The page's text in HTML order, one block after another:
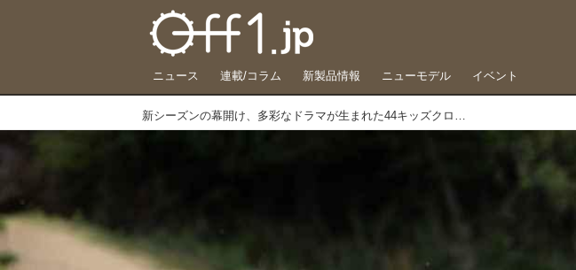
ニュース 連載/コラム 新製品情報 ニューモデル イベント
新シーズンの幕開け、多彩なドラマが生まれた44キッズクロス 2026 第1戦